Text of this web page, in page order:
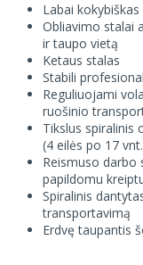
Labai
Obliavimo stalai
ir taupo vietą
Ketaus stalas
Stabili
Reguliuojami
ruošinio
Tikslus spiralinis
(4 eilės po 17
Reismuso darbo
papildomu
Spiralinis
transportavimą
Erdvę taupantis